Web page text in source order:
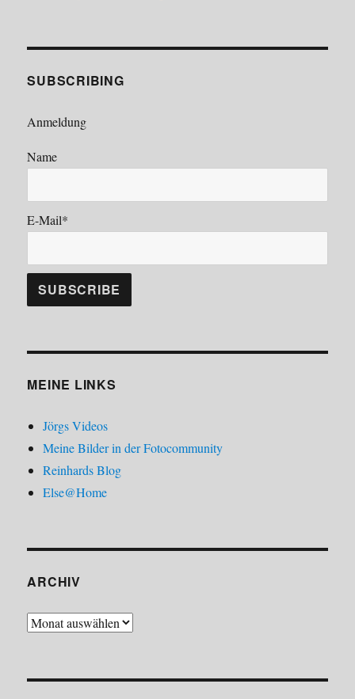
SUBSCRIBING
Anmeldung
Name
E-Mail*
MEINE LINKS
Jörgs Videos
Meine Bilder in der Fotocommunity
Reinhards Blog
Else@Home
ARCHIV
Archiv